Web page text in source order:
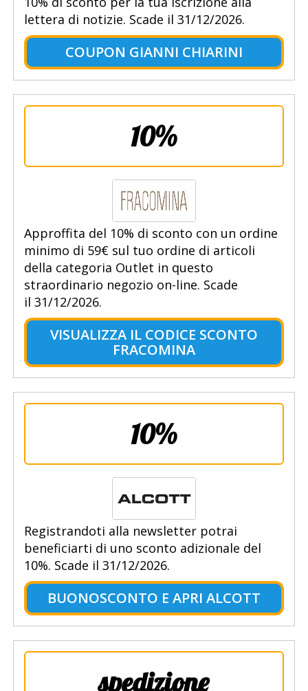
lettera di notizie. Scade il 31/12/2026.
COUPON GIANNI CHIARINI
10%
Approffita del 10% di sconto con un ordine
minimo di 59€ sul tuo ordine di articoli
della categoria Outlet in questo
straordinario negozio on-line. Scade
il 31/12/2026.
VISUALIZZA IL CODICE SCONTO
FRACOMINA
10%
Registrandoti alla newsletter potrai
beneficiarti di uno sconto adizionale del
10%. Scade il 31/12/2026.
BUONOSCONTO E APRI ALCOTT
spedizione